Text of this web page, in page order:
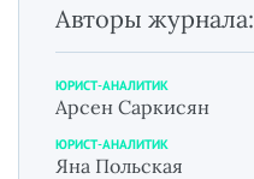
Авторы журнала:
ЮРИСТ-АНАЛИТИК
Арсен Саркисян
ЮРИСТ-АНАЛИТИК
Яна Польская